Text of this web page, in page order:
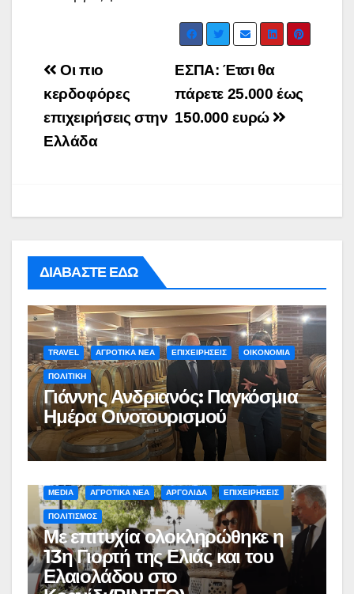
Post
navigation
ΕΣΠΑ: Έτσι θα
πάρετε 25.000 έως
150.000 ευρώ
Οι πιο
κερδοφόρες
επιχειρήσεις στην
Ελλάδα
ΔΙΑΒΑΣΤΕ ΕΔΩ
TRAVEL ΑΓΡΟΤΙΚΑ ΝΕΑ ΕΠΙΧΕΙΡΗΣΕΙΣ ΟΙΚΟΝΟΜΙΑ
ΠΟΛΙΤΙΚΗ
Γιάννης Ανδριανός: Παγκόσμια
Ημέρα Οινοτουρισμού
MEDIA ΑΓΡΟΤΙΚΑ ΝΕΑ ΑΡΓΟΛΙΔΑ ΕΠΙΧΕΙΡΗΣΕΙΣ
ΠΟΛΙΤΙΣΜΟΣ
Με επιτυχία ολοκληρώθηκε η
13η Γιορτή της Ελιάς και του
Ελαιολάδου στο